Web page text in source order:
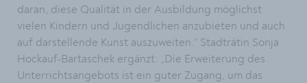
daran, diese Qualität in der Ausbildung möglichst
vielen Kindern und Jugendlichen anzubieten und auch
auf darstellende Kunst auszuweiten.“ Stadträtin Sonja
Hockauf-Bartaschek ergänzt: „Die Erweiterung des
Unterrichtsangebots ist ein guter Zugang, um das